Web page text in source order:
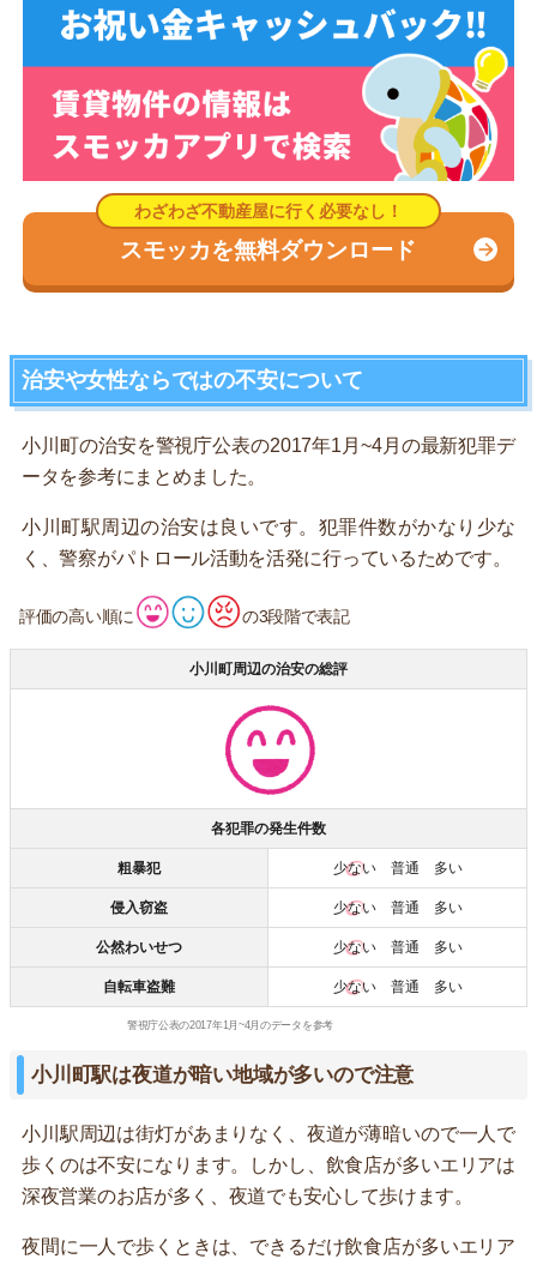
スモッカを無料ダウンロード
治安や女性ならではの不安について
小川町の治安を警視庁公表の2017年1月~4月の最新犯罪デ
ータを参考にまとめました。
小川町駅周辺の治安は良いです。犯罪件数がかなり少な
く、警察がパトロール活動を活発に行っているためです。
評価の高い順に の3段階で表記
小川町周辺の治安の総評
各犯罪の発生件数
粗暴犯 少ない普通 多い
侵入窃盗 少ない普通 多い
公然わいせつ 少ない普通 多い
自転車盗難 少ない普通 多い
警視庁公表の2017年1月~4月のデータを参考
小川町駅は夜道が暗い地域が多いので注意
小川駅周辺は街灯があまりなく、夜道が薄暗いので一人で
歩くのは不安になります。しかし、飲食店が多いエリアは
深夜営業のお店が多く、夜道でも安心して歩けます。
夜間に一人で歩くときは、できるだけ飲食店が多いエリア